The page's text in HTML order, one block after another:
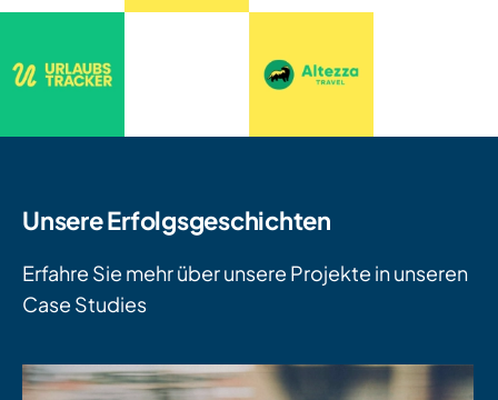
Unsere Erfolgsgeschichten
Erfahre Sie mehr über unsere Projekte in unseren
Case Studies